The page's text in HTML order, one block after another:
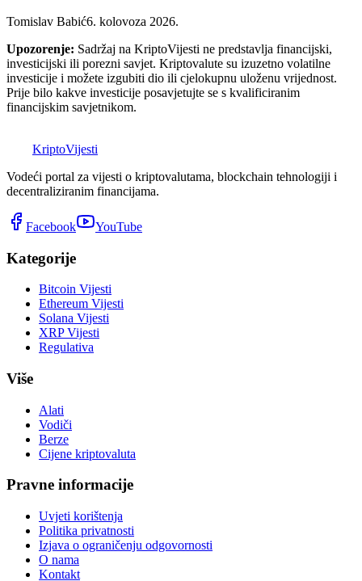
Tomislav Babić6. kolovoza 2026.
Upozorenje: Sadržaj na KriptoVijesti ne predstavlja financijski,
investicijski ili porezni savjet. Kriptovalute su izuzetno volatilne
investicije i možete izgubiti dio ili cjelokupnu uloženu vrijednost.
Prije bilo kakve investicije posavjetujte se s kvalificiranim
financijskim savjetnikom.
KriptoVijesti
Vodeći portal za vijesti o kriptovalutama, blockchain tehnologiji i
decentraliziranim financijama.
Facebook YouTube
Kategorije
Bitcoin Vijesti
Ethereum Vijesti
Solana Vijesti
XRP Vijesti
Regulativa
Više
Alati
Vodiči
Berze
Cijene kriptovaluta
Pravne informacije
Uvjeti korištenja
Politika privatnosti
Izjava o ograničenju odgovornosti
O nama
Kontakt